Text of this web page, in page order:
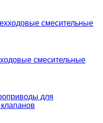
смесительные
смесительные
для